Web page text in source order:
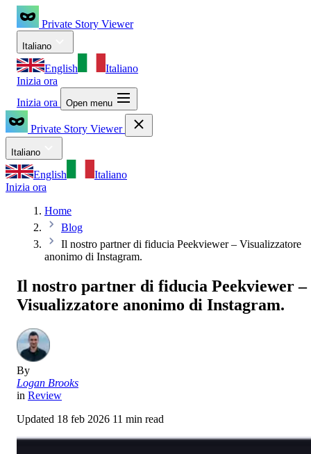
Private Story Viewer
Italiano
English
Italiano
Inizia ora
Inizia ora
Open menu
Private Story Viewer
Italiano
English
Italiano
Inizia ora
Home
Blog
Il nostro partner di fiducia Peekviewer – Visualizzatore
anonimo di Instagram.
Il nostro partner di fiducia Peekviewer –
Visualizzatore anonimo di Instagram.
By
Logan Brooks
in Review
Updated 18 feb 2026 11 min read